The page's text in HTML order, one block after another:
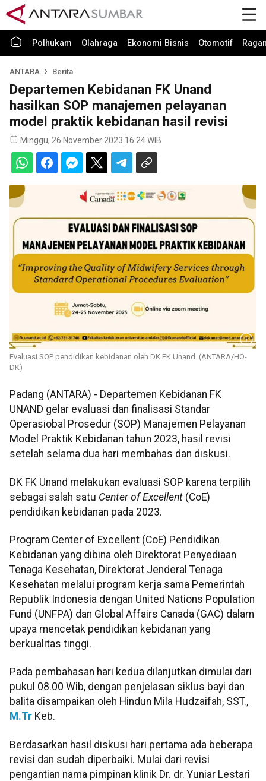
Polhukam Olahraga Ekonomi Bisnis Otomotif
ANTARA Berita
Departemen Kebidanan FK Unand
hasilkan SOP manajemen pelayanan
model praktik kebidanan hasil revisi
Minggu, 26 November 2023 16:24 WIB
Evaluasi SOP pendidikan kebidanan oleh DK FK Unand. (ANTARA/HO-
DK)
Padang (ANTARA) - Departemen Kebidanan FK
UNAND gelar evaluasi dan finalisasi Standar
Operasiobal Prosedur (SOP) Manajemen Pelayanan
Model Praktik Kebidanan tahun 2023, hasil revisi
setelah selama dua hari membahas dan diskusi.
DK FK Unand melakukan evaluasi SOP karena terpilih
sebagai salah satu Center of Excellent (CoE)
pendidikan kebidanan pada 2023.
Program Center of Excellent (CoE) Pendidikan
Kebidanan yang dibina oleh Direktorat Penyediaan
Tenaga Kesehatan, Direktorat Jenderal Tenaga
Kesehatan melalui program kerja sama Pemerintah
Republik Indonesia dengan United Nations Population
Fund (UNFPA) dan Global Affairs Canada (GAC) dalam
upaya mencetak pendidikan kebidanan yang
berkualitas tinggi.
Pada pembahasan hari kedua dilanjutkan dimulai dari
pukul 08.00 Wib, dengan penjelasan siklus bayi dan
balita disampaikan oleh Hindun Mila Hudzaifah, SST.,
M.Tr Keb.
Berdasarkan hasil diskusi hari pertama ada beberapa
revisi dan sudah diperbaiki. Mulai dari revisi
pengantian nama pimpinan klinik Dr. dr. Yuniar Lestari